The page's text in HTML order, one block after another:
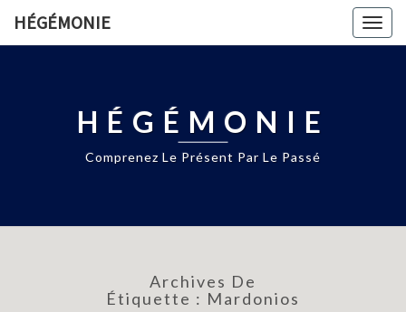
HÉGÉMONIE
HÉGÉMONIE
Comprenez Le Présent Par Le Passé
Archives De
Étiquette : Mardonios